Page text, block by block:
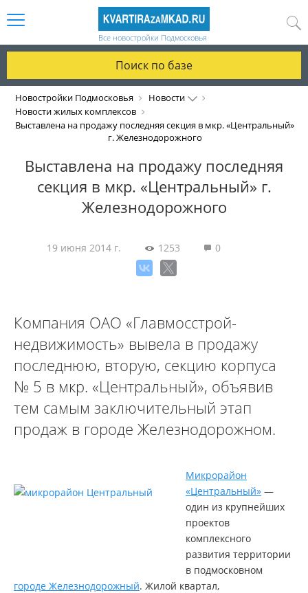
Все новостройки Подмосковья
Поиск по базе
Новостройки Подмосковья
Новости
Новости жилых комплексов
Выставлена на продажу последняя секция в мкр. «Центральный»
г. Железнодорожного
Выставлена на продажу последняя
секция в мкр. «Центральный» г.
Железнодорожного
19 июня 2014 г. 1253 0
Компания ОАО «Главмосстрой-
недвижимость» вывела в продажу
последнюю, вторую, секцию корпуса
№ 5 в мкр. «Центральный», объявив
тем самым заключительный этап
продаж в городе Железнодорожном.
Микрорайон
«Центральный» —
один из крупнейших
проектов
комплексного
развития территории
в подмосковном
городе Железнодорожный. Жилой квартал,